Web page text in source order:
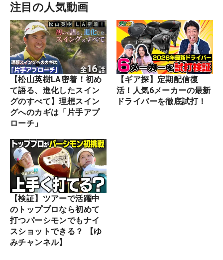
注目の人気動画
【松山英樹LA密着！初め
て語る、進化したスイン
グのすべて】理想スイン
グへのカギは「片手アプ
ローチ」
【ギア探】定期配信復
活！人気6メーカーの最新
ドライバーを徹底試打！
【検証】ツアーで活躍中
のトッププロなら初めて
打つパーシモンでもナイ
スショットできる？ 【ゆ
みチャンネル】